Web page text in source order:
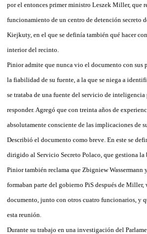
por el entonces primer ministro Leszek Miller, que
funcionamiento de un centro de detención secreto
Kiejkuty, en el que se definía también qué hacer
interior del recinto.
Pinior admite que nunca vio el documento con sus
la fiabilidad de su fuente, a la que se niega a
se trataba de una fuente del servicio de inteligencia
responder. Agregó que con treinta años de
absolutamente consciente de las implicaciones de
Describió el documento como breve. En este se
dirigido al Servicio Secreto Polaco, que gestiona la
Pinior también reclama que Zbigniew
formaban parte del gobierno PiS después de
documento, junto con otros cuatro funcionarios, y
esta reunión.
Durante su trabajo en una investigación del